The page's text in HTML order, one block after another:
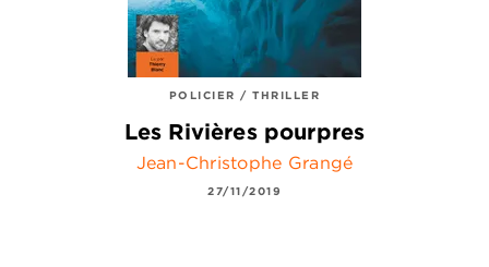
POLICIER / THRILLER
Les Rivières pourpres
Jean-Christophe Grangé
27/11/2019